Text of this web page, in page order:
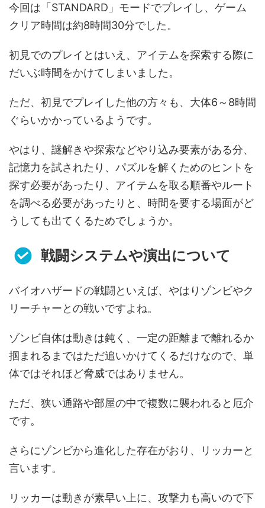
今回は「STANDARD」モードでプレイし、ゲーム
クリア時間は約8時間30分でした。
初見でのプレイとはいえ、アイテムを探索する際に
だいぶ時間をかけてしまいました。
ただ、初見でプレイした他の方々も、大体6～8時間
ぐらいかかっているようです。
やはり、謎解きや探索などやり込み要素がある分、
記憶力を試されたり、パズルを解くためのヒントを
探す必要があったり、アイテムを取る順番やルート
を調べる必要があったりと、時間を要する場面がど
うしても出てくるためでしょうか。
戦闘システムや演出について
バイオハザードの戦闘といえば、やはりゾンビやク
リーチャーとの戦いですよね。
ゾンビ自体は動きは鈍く、一定の距離まで離れるか
掴まれるまではただ追いかけてくるだけなので、単
体ではそれほど脅威ではありません。
ただ、狭い通路や部屋の中で複数に襲われると厄介
です。
さらにゾンビから進化した存在がおり、リッカーと
言います。
リッカーは動きが素早い上に、攻撃力も高いので下